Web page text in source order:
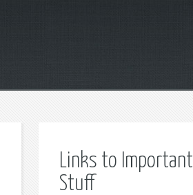
Links to Important
Stuff